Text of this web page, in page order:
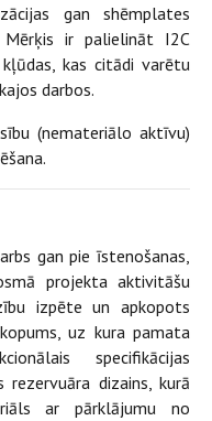
gan shēmplates
Mērķis ir palielināt I2C
kas citādi varētu
darbos.
(nemateriālo aktīvu)
gan pie īstenošanas,
projekta aktivitāšu
izpēte un apkopots
uz kura pamata
specifikācijas
dizains, kurā
ar pārklājumu no